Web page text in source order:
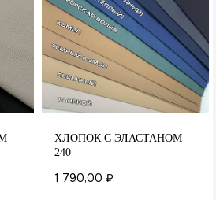
ХЛОПОК С ЭЛАСТАНОМ
240
1 790,00 ₽